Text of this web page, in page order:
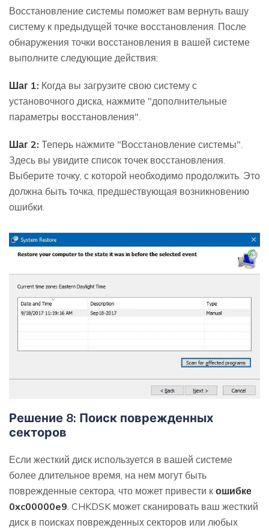
Восстановление системы поможет вам вернуть вашу
систему к предыдущей точке восстановления. После
обнаружения точки восстановления в вашей системе
выполните следующие действия:
Шаг 1: Когда вы загрузите свою систему с
установочного диска, нажмите "дополнительные
параметры восстановления".
Шаг 2: Теперь нажмите "Восстановление системы".
Здесь вы увидите список точек восстановления.
Выберите точку, с которой необходимо продолжить. Это
должна быть точка, предшествующая возникновению
ошибки.
Решение 8: Поиск поврежденных
секторов
Если жесткий диск используется в вашей системе
более длительное время, на нем могут быть
поврежденные сектора, что может привести к ошибке
0xc00000e9. CHKDSK может сканировать ваш жесткий
диск в поисках поврежденных секторов или любых